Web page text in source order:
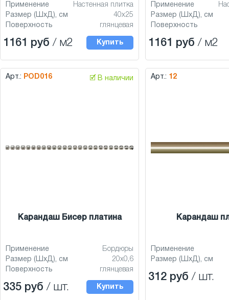
Применение
Настенная плитка
Размер (ШхД), см
40x25
Поверхность
глянцевая
1161 руб / м2 Купить
Применение
Размер (ШхД), см
Поверхность
1161 руб / м2
Арт.: POD016 🗹 В наличии
Карандаш Бисер платина
Применение
Бордюры
Размер (ШхД), см
20x0,6
Поверхность
глянцевая
335 руб / шт. Купить
Арт.: 12
Карандаш
Применение
Размер (ШхД), см
312 руб / шт.